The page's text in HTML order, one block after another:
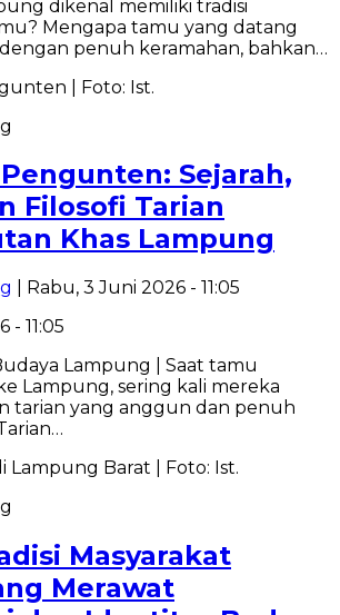
dikenal memiliki tradisi
Mengapa tamu yang datang
penuh keramahan, bahkan…
Sejarah,
Filosofi Tarian
Khas Lampung
| Rabu, 3 Juni 2026 - 11:05
- 11:05
Lampung | Saat tamu
Lampung, sering kali mereka
tarian yang anggun dan penuh
Masyarakat
Merawat